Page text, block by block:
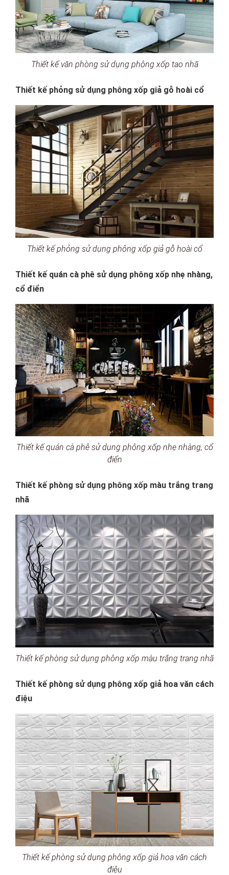
Thiết kế văn phòng sử dụng phông xốp tao nhã
Thiết kế phỏng sử dụng phông xốp giả gỗ hoài cổ
Thiết kế phỏng sử dụng phông xốp giả gỗ hoài cổ
Thiết kế quán cà phê sử dụng phông xốp nhẹ nhàng,
cổ điển
Thiết kế quán cà phê sử dụng phông xốp nhẹ nhàng, cổ
điển
Thiết kế phòng sử dụng phông xốp màu trắng trang
nhã
Thiết kế phòng sử dụng phông xốp màu trắng trang nhã
Thiết kế phòng sử dụng phông xốp giả hoa văn cách
điệu
Thiết kế phòng sử dụng phông xốp giả hoa văn cách
điệu